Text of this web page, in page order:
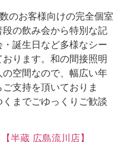
のお客様向けの完全個室
段の飲み会から特別な記
誕生日など多様なシー
おります。和の間接照明
の空間なので、幅広い年
支持を頂いておりま
までごゆっくりご歓談
半蔵 広島流川店】